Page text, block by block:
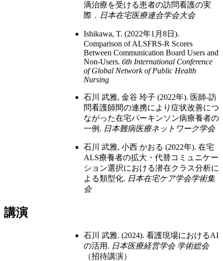
滴治療を受ける患者の訪問看護の実
際． 日本在宅医療連合学会大会
Ishikawa, T. (2022年1月8日).
Comparison of ALSFRS-R Scores
Between Communication Board Users and
Non-Users. 6th International Conference
of Global Network of Public Health
Nursing
石川 武雅, 金谷 玲子 (2022年). 医師-訪
問看護師間の連携により症状改善につ
ながった在宅パーキンソン病療養者の
一例. 日本難病医療ネットワーク学会
石川 武雅, 小西 かおる (2022年). 在宅
ALS療養者の拡大・代替コミュニケー
ション選択における潜在クラス分析に
よる類型化. 日本在宅ケア学会学術集
会
講演
石川 武雅. (2024). 看護現場におけるAI
の活用. 日本医療経営学会 学術総会
（招待講演）